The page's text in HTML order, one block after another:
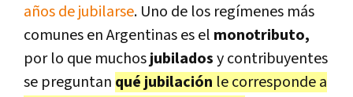
años de jubilarse. Uno de los regímenes más
comunes en Argentinas es el monotributo,
por lo que muchosjubiladosy contribuyentes
se preguntan qué jubilación le corresponde a